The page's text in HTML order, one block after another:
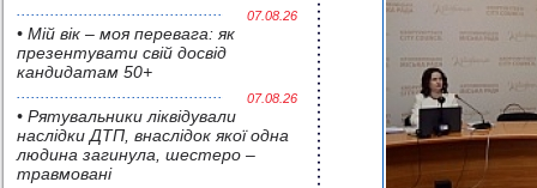
07.08.26
• Мій вік – моя перевага: як
презентувати свій досвід
кандидатам 50+
07.08.26
• Pятувальники ліквідували
наслідки ДТП, внаслідок якої одна
людина загинула, шестеро –
травмовані